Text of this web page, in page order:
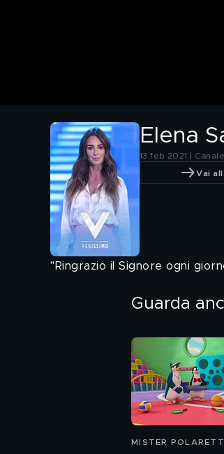
Elena
13 feb 2021 |
Vai
"Ringrazio il Signore ogni
Guarda
MISTER